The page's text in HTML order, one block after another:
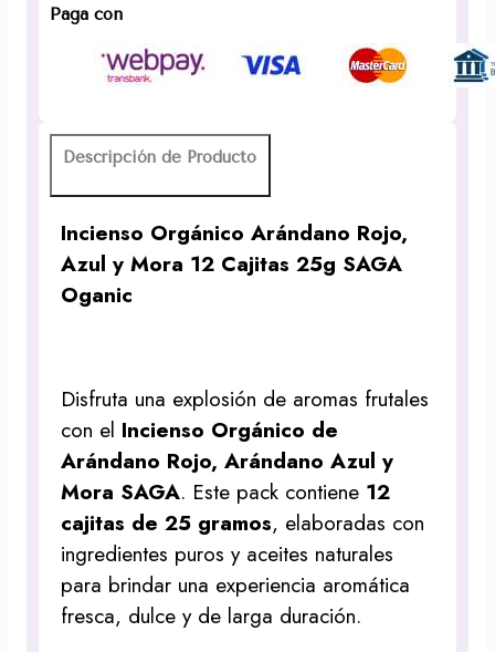
Azul
25g
SAGA
Paga con
Descripción de Producto
Incienso Orgánico Arándano Rojo,
Azul y Mora 12 Cajitas 25g SAGA
Oganic
Disfruta una explosión de aromas frutales
con el Incienso Orgánico de
Arándano Rojo, Arándano Azul y
Mora SAGA. Este pack contiene 12
cajitas de 25 gramos, elaboradas con
ingredientes puros y aceites naturales
para brindar una experiencia aromática
fresca, dulce y de larga duración.